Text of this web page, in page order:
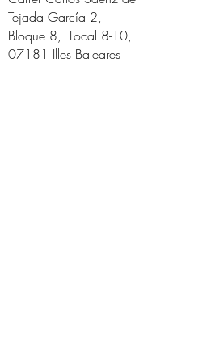
Tejada García 2,
Bloque 8, Local 8-10,
07181 Illes Baleares